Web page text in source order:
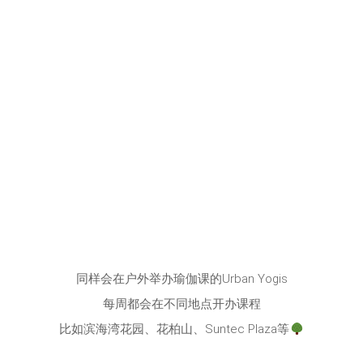
同样会在户外举办瑜伽课的Urban Yogis
每周都会在不同地点开办课程
比如滨海湾花园、花柏山、Suntec Plaza等